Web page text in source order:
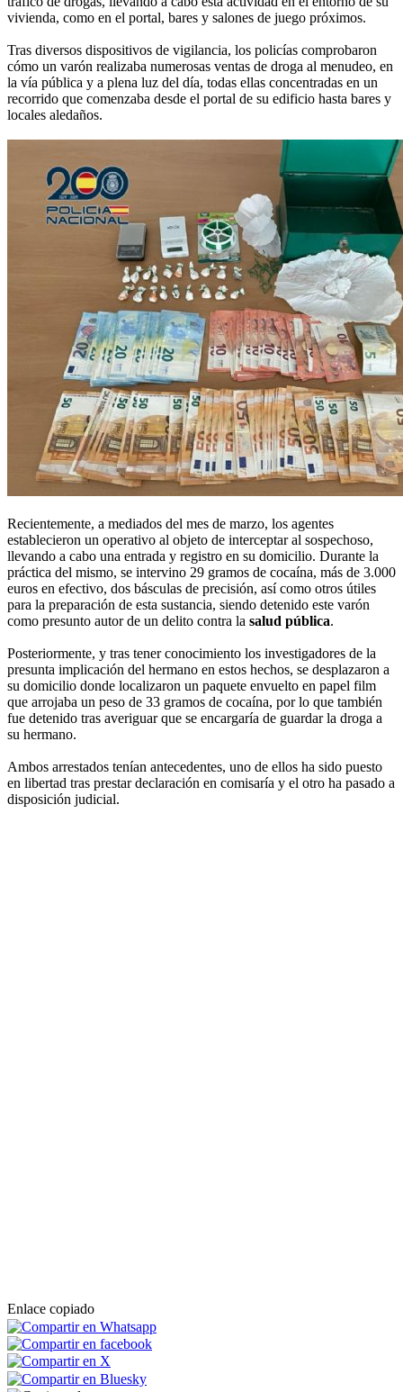
vivienda, como en el portal, bares y salones de juego próximos.
Tras diversos dispositivos de vigilancia, los policías comprobaron
cómo un varón realizaba numerosas ventas de droga al menudeo, en
la vía pública y a plena luz del día, todas ellas concentradas en un
recorrido que comenzaba desde el portal de su edificio hasta bares y
locales aledaños.
Recientemente, a mediados del mes de marzo, los agentes
establecieron un operativo al objeto de interceptar al sospechoso,
llevando a cabo una entrada y registro en su domicilio. Durante la
práctica del mismo, se intervino 29 gramos de cocaína, más de 3.000
euros en efectivo, dos básculas de precisión, así como otros útiles
para la preparación de esta sustancia, siendo detenido este varón
como presunto autor de un delito contra la salud pública.
Posteriormente, y tras tener conocimiento los investigadores de la
presunta implicación del hermano en estos hechos, se desplazaron a
su domicilio donde localizaron un paquete envuelto en papel film
que arrojaba un peso de 33 gramos de cocaína, por lo que también
fue detenido tras averiguar que se encargaría de guardar la droga a
su hermano.
Ambos arrestados tenían antecedentes, uno de ellos ha sido puesto
en libertad tras prestar declaración en comisaría y el otro ha pasado a
disposición judicial.
Enlace copiado